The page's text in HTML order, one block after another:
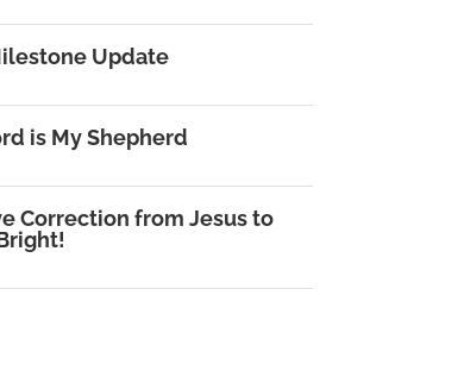
Update
is My Shepherd
Correction from Jesus to